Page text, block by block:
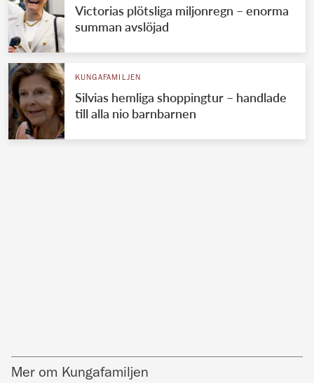
Victorias plötsliga miljonregn – enorma
summan avslöjad
KUNGAFAMILJEN
Silvias hemliga shoppingtur – handlade
till alla nio barnbarnen
Mer om Kungafamiljen